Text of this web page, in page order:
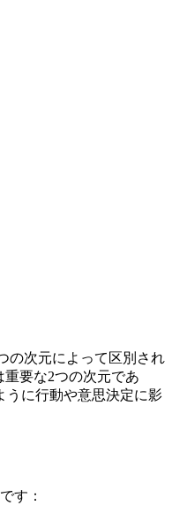
の次元によって区別され
重要な2つの次元であ
うに行動や意思決定に影
す：